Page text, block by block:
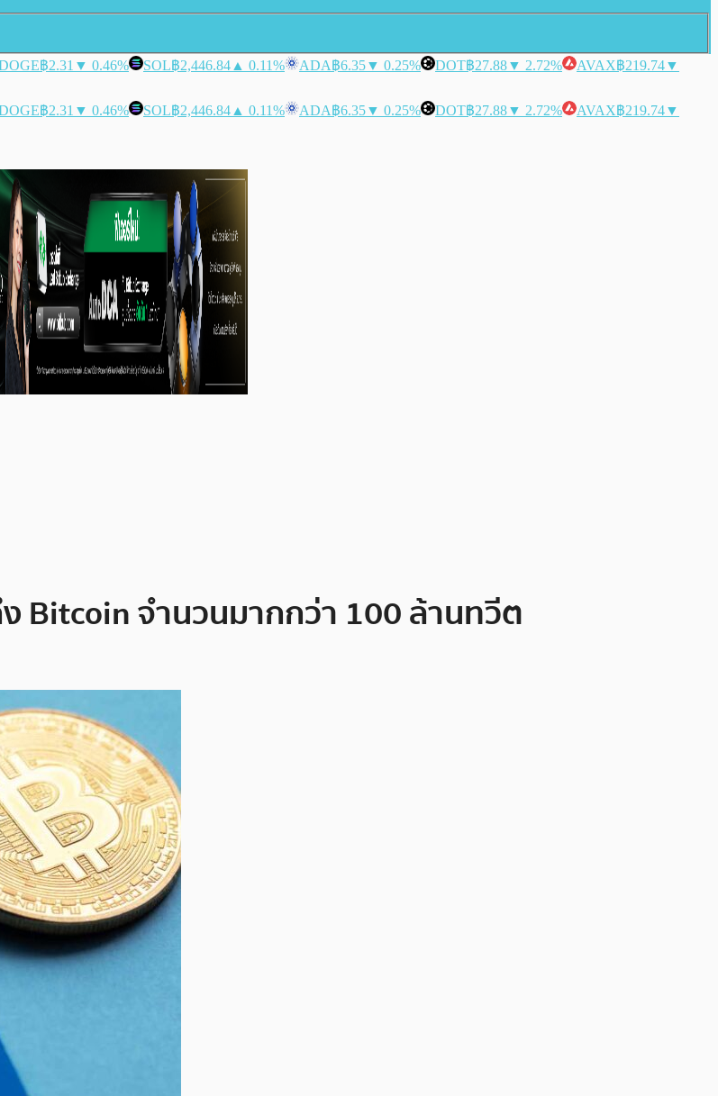
฿2.31 ▼ 0.46% SOL฿2,446.84 ▲ 0.11% ADA฿6.35▼ 0.25% DOT฿27.88▼ 2.72% AVAX฿219.74▼
฿2.31 ▼ 0.46% SOL฿2,446.84 ▲ 0.11% ADA฿6.35▼ 0.25% DOT฿27.88▼ 2.72% AVAX฿219.74▼
Bitcoin จำนวนมากกว่า 100 ล้านทวีต